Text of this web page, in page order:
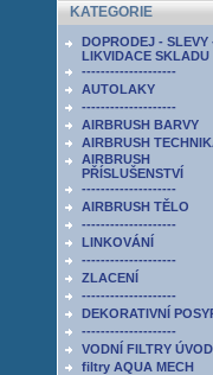
KATEGORIE
DOPRODEJ - SLEVY
LIKVIDACE SKLADU
--------------------
AUTOLAKY
--------------------
AIRBRUSH BARVY
AIRBRUSH
AIRBRUSH
PŘÍSLUŠENSTVÍ
--------------------
AIRBRUSH TĚLO
--------------------
LINKOVÁNÍ
--------------------
ZLACENÍ
--------------------
DEKORATIVNÍ
--------------------
VODNÍ FILTRY ÚVOD
filtry AQUA MECH